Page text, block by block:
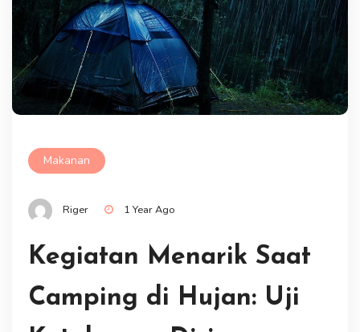
Makanan
Riger 1 Year Ago
Kegiatan Menarik Saat
Camping di Hujan: Uji